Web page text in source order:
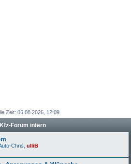
Zeit: 06.08.2026, 12:09
Kfz-Forum intern
Chris ulliB